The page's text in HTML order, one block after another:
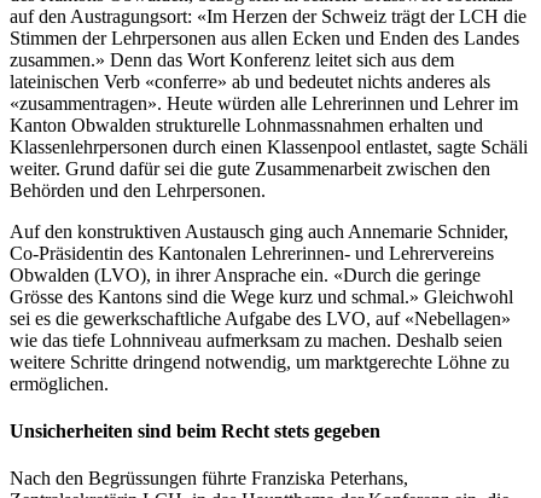
auf den Austragungsort: «Im Herzen der Schweiz trägt der LCH die
Stimmen der Lehrpersonen aus allen Ecken und Enden des Landes
zusammen.» Denn das Wort Konferenz leitet sich aus dem
lateinischen Verb «conferre» ab und bedeutet nichts anderes als
«zusammentragen». Heute würden alle Lehrerinnen und Lehrer im
Kanton Obwalden strukturelle Lohnmassnahmen erhalten und
Klassenlehrpersonen durch einen Klassenpool entlastet, sagte Schäli
weiter. Grund dafür sei die gute Zusammenarbeit zwischen den
Behörden und den Lehrpersonen.
Auf den konstruktiven Austausch ging auch Annemarie Schnider,
Co-Präsidentin des Kantonalen Lehrerinnen- und Lehrervereins
Obwalden (LVO), in ihrer Ansprache ein. «Durch die geringe
Grösse des Kantons sind die Wege kurz und schmal.» Gleichwohl
sei es die gewerkschaftliche Aufgabe des LVO, auf «Nebellagen»
wie das tiefe Lohnniveau aufmerksam zu machen. Deshalb seien
weitere Schritte dringend notwendig, um marktgerechte Löhne zu
ermöglichen.
Unsicherheiten sind beim Recht stets gegeben
Nach den Begrüssungen führte Franziska Peterhans,